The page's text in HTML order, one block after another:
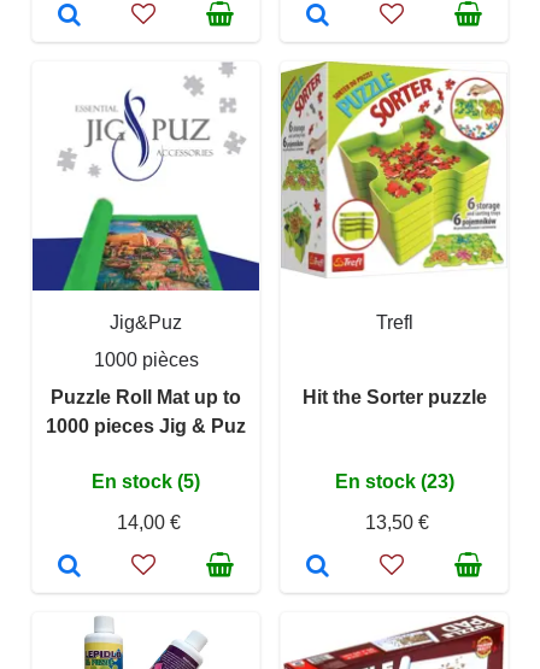
Jig&Puz
1000 pièces
Puzzle Roll Mat up to
1000 pieces Jig & Puz
En stock (5)
14,00 €
Trefl
Hit the Sorter puzzle
En stock (23)
13,50 €